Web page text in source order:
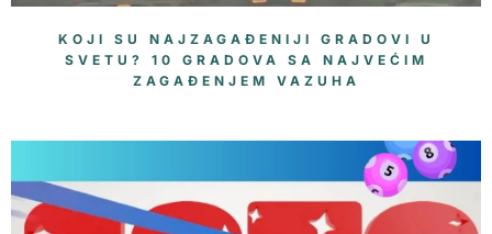
KOJI SU NAJZAGAĐENIJI GRADOVI U
SVETU? 10 GRADOVA SA NAJVEĆIM
ZAGAĐENJEM VAZUHA